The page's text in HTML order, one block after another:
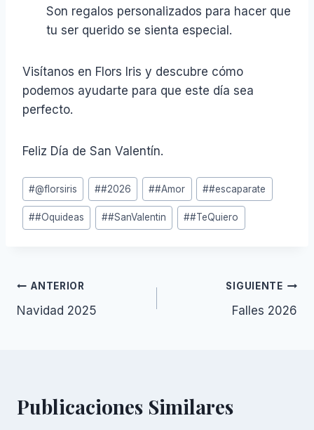
Son regalos personalizados para hacer que
tu ser querido se sienta especial.
Visítanos en Flors Iris y descubre cómo
podemos ayudarte para que este día sea
perfecto.
Feliz Día de San Valentín.
Etiquetas
de
la
#@florsiris ##2026 ##Amor ##escaparate
##Oquideas ##SanValentin ##TeQuiero
Navegación
de
ANTERIOR
Navidad 2025
SIGUIENTE
Falles 2026
Publicaciones Similares